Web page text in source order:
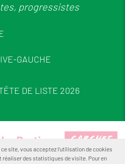
progressistes
GAUCHE
DE LISTE 2026
site, vous acceptez l’utilisation de cookies
réaliser des statistiques de visite. Pour en